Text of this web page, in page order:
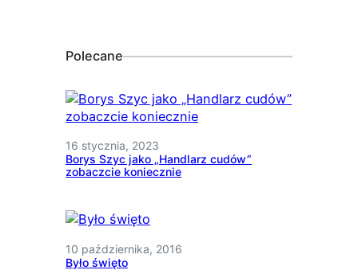
Polecane
16 stycznia, 2023
Borys Szyc jako „Handlarz cudów”
zobaczcie koniecznie
10 października, 2016
Było święto